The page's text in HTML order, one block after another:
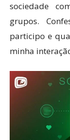
sociedade
grupos.
participo e
minha